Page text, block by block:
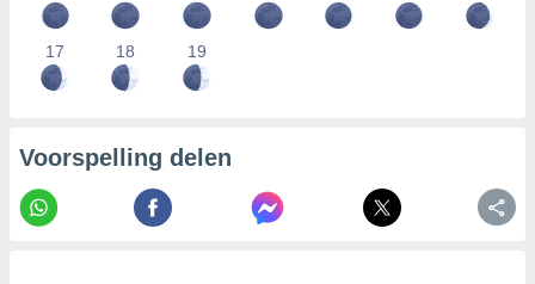
17 18 19
Voorspelling delen